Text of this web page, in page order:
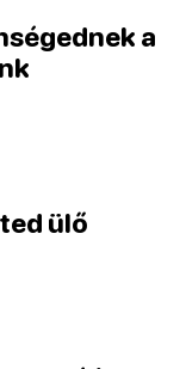
a
ülő